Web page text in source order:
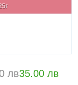
лв35.00 лв